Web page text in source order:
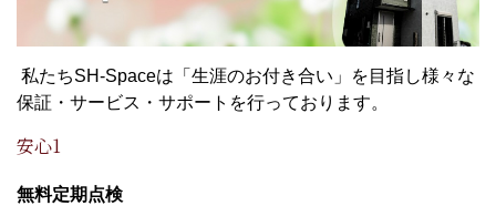
私たちSH-Spaceは「生涯のお付き合い」を目指し様々な
保証・サービス・サポートを行っております。
安心1
無料定期点検